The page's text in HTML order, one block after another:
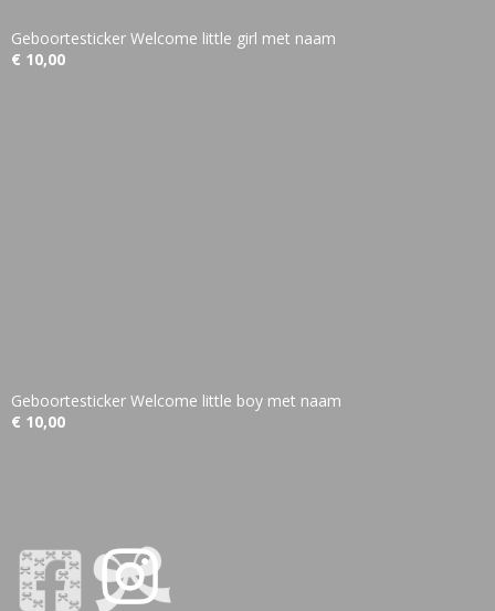
Geboortesticker Welcome little girl met naam
€ 10,00
Geboortesticker Welcome little boy met naam
€ 10,00